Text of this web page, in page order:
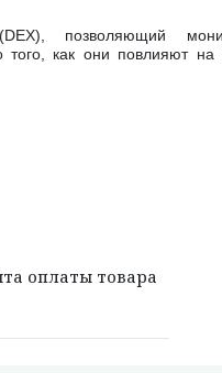
позволяющий
того, как они повлияют на
оплаты товара